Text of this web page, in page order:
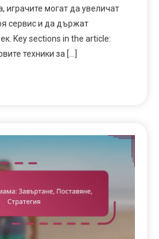
играчите могат да увеличат
сервис и да държат
Key sections in the article:
техники за […]